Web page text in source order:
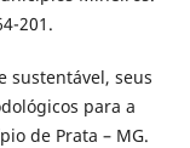
201.
sustentável, seus
para a
de Prata – MG.